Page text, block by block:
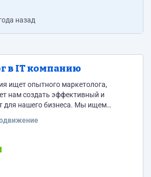
назад
в IT компанию
ищет опытного маркетолога,
нам создать эффективный и
для нашего бизнеса. Мы ищем
демонстрирующих умение
опыт в digital маркетинге
сайтов. - Документированные
подтверждающие достижения